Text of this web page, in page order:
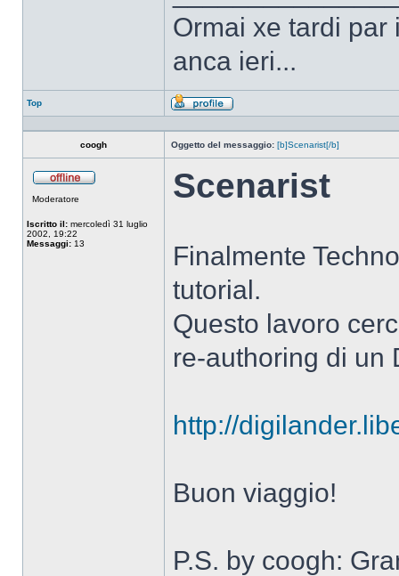
Ormai xe tardi par
anca ieri...
Top
Profilo
coogh Oggetto del messaggio: [b]Scenarist[/b]
Moderatore
Iscritto il: mercoledì 31 luglio
2002, 19:22
Messaggi: 13
Scenarist
Finalmente
tutorial.
Questo lavoro
re-authoring di un
http://
Buon viaggio!
P.S. by coogh: